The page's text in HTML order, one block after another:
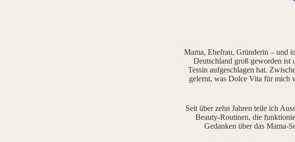
Mama, Ehefrau, Gründerin – und
Deutschland groß geworden ist
Tessin aufgeschlagen hat.
gelernt, was Dolce Vita für mich
Seit über zehn Jahren teile ich
Beauty-Routinen, die
Gedanken über das Mama-